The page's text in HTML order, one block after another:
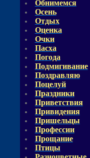
Обнимемся
Осень
Отдых
Оценка
Очки
Пасха
Погода
Подмигивание
Поздравляю
Поцелуй
Праздники
Приветствия
Привидения
Пришельцы
Профессии
Прощание
Птицы